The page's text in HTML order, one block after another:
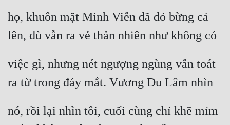
Ngược
Nữ Cường
Phong Thủy - Tâm Linh
Phản Phái
họ, khuôn mặt Minh Viễn đã đỏ bừng cả
lên, dù vẫn ra vẻ thản nhiên như không có
việc gì, nhưng nét ngượng ngùng vẫn toát
ra từ trong đáy mắt. Vương Du Lâm nhìn
nó, rồi lại nhìn tôi, cuối cùng chỉ khẽ mỉm